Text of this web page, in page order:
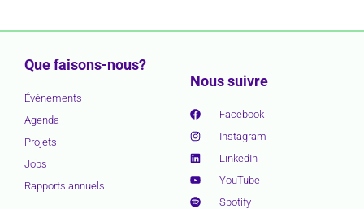
Que faisons-nous?
Événements
Agenda
Projets
Jobs
Rapports annuels
Nous suivre
Facebook
Instagram
LinkedIn
YouTube
Spotify